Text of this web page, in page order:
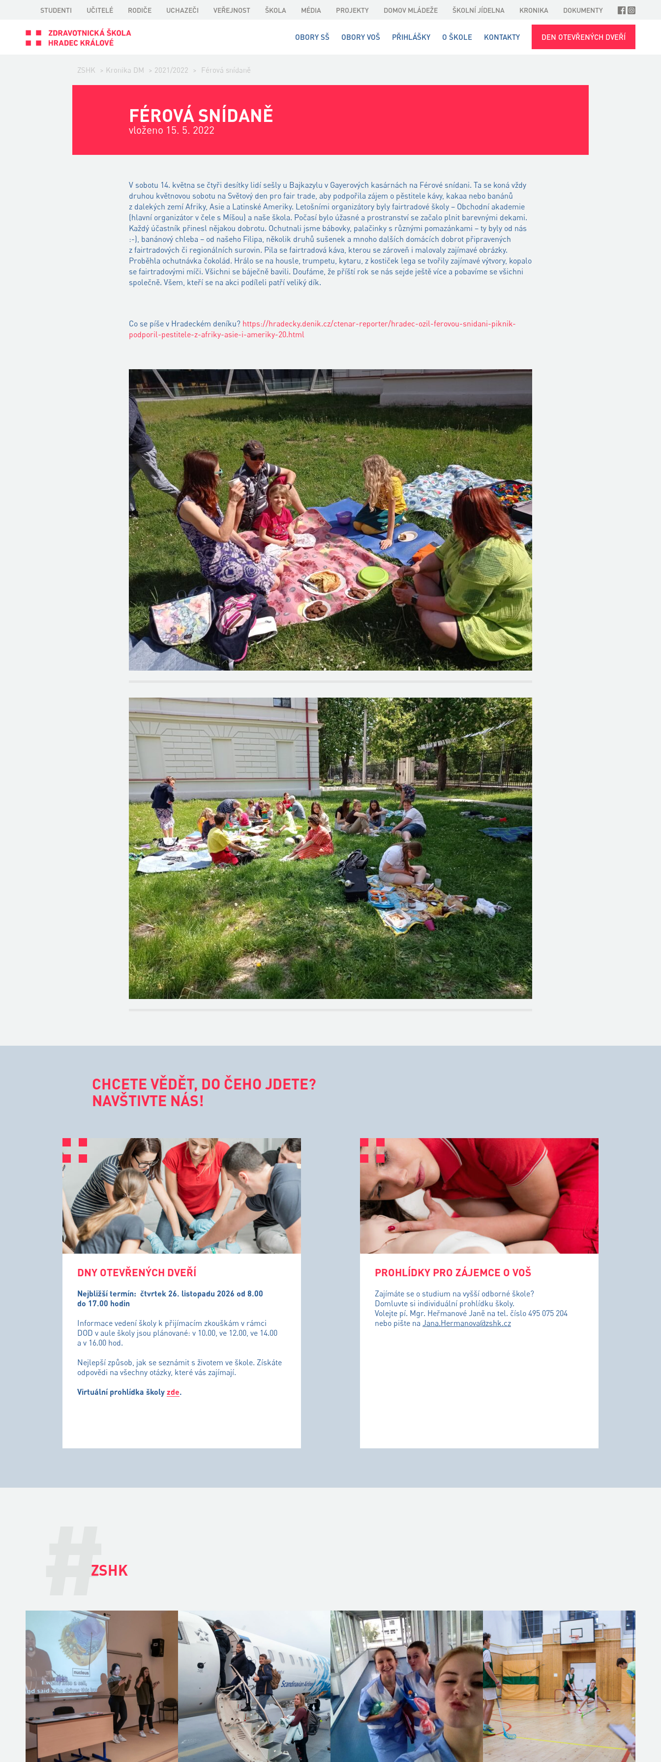
STUDENTI UČITELÉ RODIČE UCHAZEČI VEŘEJNOST ŠKOLA MÉDIA PROJEKTY DOMOV MLÁDEŽE ŠKOLNÍ JÍDELNA KRONIKA DOKUMENTY
OBORY SŠ OBORY VOŠ PŘIHLÁŠKY O ŠKOLE KONTAKTY DEN OTEVŘENÝCH DVEŘÍ
ZSHK > Kronika DM > 2021/2022 > Férová snídaně
FÉROVÁ SNÍDANĚ
vloženo 15. 5. 2022
V sobotu 14. května se čtyři desítky lidí sešly u Bajkazylu v Gayerových kasárnách na Férové snídani. Ta se koná vždy
druhou květnovou sobotu na Světový den pro fair trade, aby podpořila zájem o pěstitele kávy, kakaa nebo banánů
z dalekých zemí Afriky, Asie a Latinské Ameriky. Letošními organizátory byly fairtradové školy – Obchodní akademie
(hlavní organizátor v čele s Míšou) a naše škola. Počasí bylo úžasné a prostranství se začalo plnit barevnými dekami.
Každý účastník přinesl nějakou dobrotu. Ochutnali jsme bábovky, palačinky s různými pomazánkami – ty byly od nás
:-), banánový chleba – od našeho Filipa, několik druhů sušenek a mnoho dalších domácích dobrot připravených
z fairtradových či regionálních surovin. Pila se fairtradová káva, kterou se zároveň i malovaly zajímavé obrázky.
Proběhla ochutnávka čokolád. Hrálo se na housle, trumpetu, kytaru, z kostiček lega se tvořily zajímavé výtvory, kopalo
se fairtradovými míči. Všichni se báječně bavili. Doufáme, že příští rok se nás sejde ještě více a pobavíme se všichni
společně. Všem, kteří se na akci podíleli patří veliký dík.
Co se píše v Hradeckém deníku? https://hradecky.denik.cz/ctenar-reporter/hradec-ozil-ferovou-snidani-piknik-
podporil-pestitele-z-afriky-asie-i-ameriky-20.html
CHCETE VĚDĚT, DO ČEHO JDETE?
NAVŠTIVTE NÁS!
DNY OTEVŘENÝCH DVEŘÍ
Nejbližší termín: čtvrtek 26. listopadu 2026 od 8.00
do 17.00 hodin
Informace vedení školy k přijímacím zkouškám v rámci
DOD v aule školy jsou plánované: v 10.00, ve 12.00, ve 14.00
a v 16.00 hod.
Nejlepší způsob, jak se seznámit s životem ve škole. Získáte
odpovědi na všechny otázky, které vás zajímají.
Virtuální prohlídka školy zde.
PROHLÍDKY PRO ZÁJEMCE O VOŠ
Zajímáte se o studium na vyšší odborné škole?
Domluvte si individuální prohlídku školy.
Volejte pí. Mgr. Heřmanové Janě na tel. číslo 495 075 204
nebo pište na Jana.Hermanova@zshk.cz
#
ZSHK